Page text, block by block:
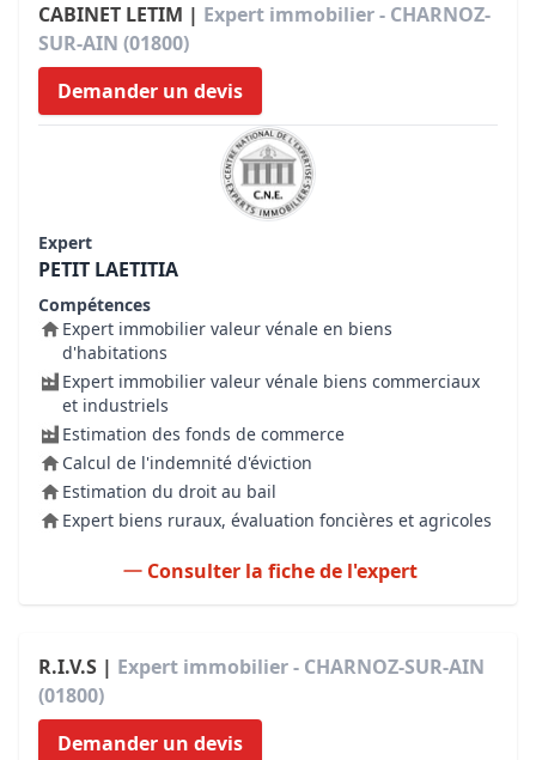
CABINET LETIM | Expert immobilier - CHARNOZ-
SUR-AIN (01800)
Demander un devis
Expert
PETIT LAETITIA
Compétences
Expert immobilier valeur vénale en biens
d'habitations
Expert immobilier valeur vénale biens commerciaux
et industriels
Estimation des fonds de commerce
Calcul de l'indemnité d'éviction
Estimation du droit au bail
Expert biens ruraux, évaluation foncières et agricoles
Consulter la fiche de l'expert
R.I.V.S | Expert immobilier - CHARNOZ-SUR-AIN
(01800)
Demander un devis